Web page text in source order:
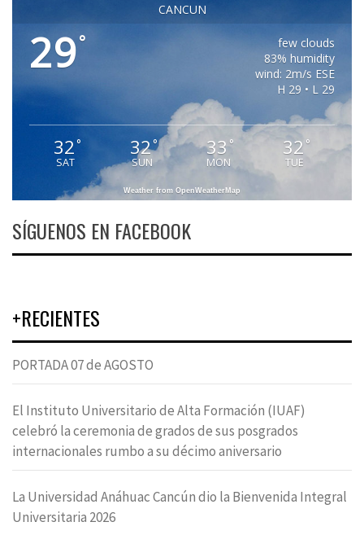
CANCUN
29°
few clouds
83% humidity
wind: 2m/s ESE
H 29 • L 29
32°
SAT
32°
SUN
33 °
MON
32 °
TUE
Weather from OpenWeatherMap
SÍGUENOS EN FACEBOOK
+RECIENTES
PORTADA 07 de AGOSTO
El Instituto Universitario de Alta Formación (IUAF)
celebró la ceremonia de grados de sus posgrados
internacionales rumbo a su décimo aniversario
La Universidad Anáhuac Cancún dio la Bienvenida Integral
Universitaria 2026